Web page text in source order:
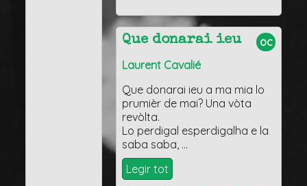
oc
Que donarai ieu
Laurent Cavalié
Que donarai ieu a ma mia lo
prumièr de mai? Una vòta
revòlta.
Lo perdigal esperdigalha e la
saba saba, …
Legir tot